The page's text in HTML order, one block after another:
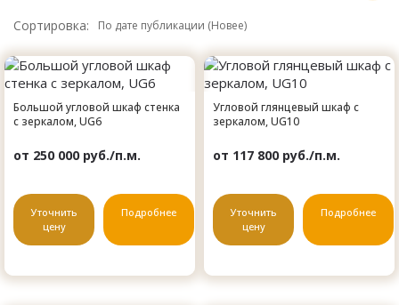
Сортировка:
Большой угловой шкаф стенка
с зеркалом, UG6
от 250 000 руб./п.м.
Уточнить
цену
Подробнее
Угловой глянцевый шкаф с
зеркалом, UG10
от 117 800 руб./п.м.
Уточнить
цену
Подробнее